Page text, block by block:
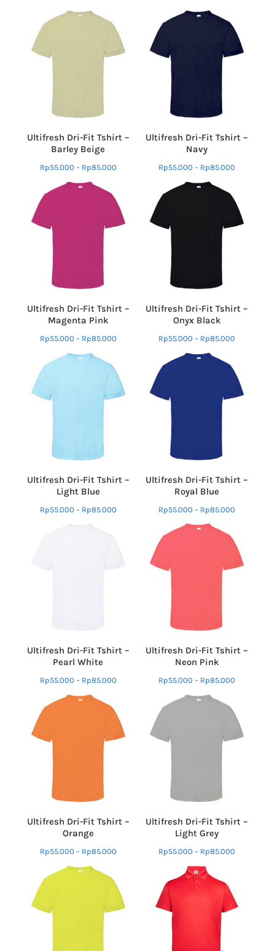
Ultifresh Dri-Fit Tshirt –
Barley Beige
Rp55.000 – Rp85.000
Ultifresh Dri-Fit Tshirt –
Navy
Rp55.000 – Rp85.000
Ultifresh Dri-Fit Tshirt –
Magenta Pink
Rp55.000 – Rp85.000
Ultifresh Dri-Fit Tshirt –
Onyx Black
Rp55.000 – Rp85.000
Ultifresh Dri-Fit Tshirt –
Light Blue
Rp55.000 – Rp85.000
Ultifresh Dri-Fit Tshirt –
Royal Blue
Rp55.000 – Rp85.000
Ultifresh Dri-Fit Tshirt –
Pearl White
Rp55.000 – Rp85.000
Ultifresh Dri-Fit Tshirt –
Neon Pink
Rp55.000 – Rp85.000
Ultifresh Dri-Fit Tshirt –
Orange
Rp55.000 – Rp85.000
Ultifresh Dri-Fit Tshirt –
Light Grey
Rp55.000 – Rp85.000